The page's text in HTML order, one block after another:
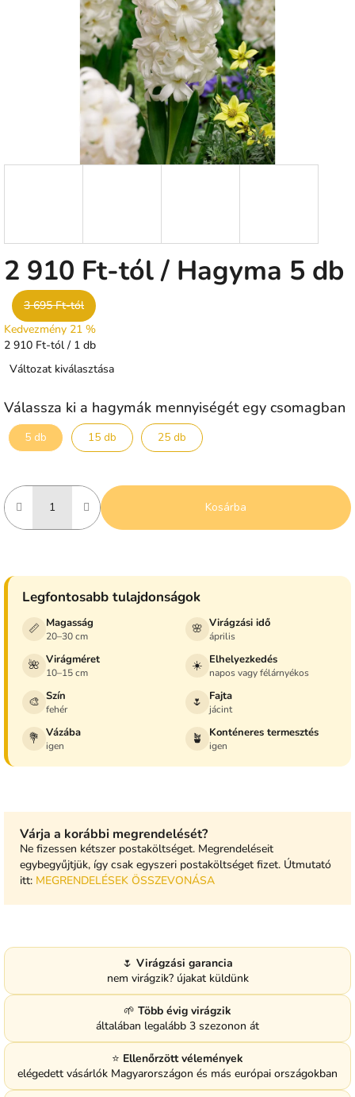
2 910 Ft-tól/ Hagyma 5 db
3 695 Ft-tól
Kedvezmény 21 %
Egységár:
2 910 Ft-tól / 1 db
Változat kiválasztása
Válassza ki a hagymák mennyiségét egy csomagban
5 db 15 db 25 db
Kosárba
Legfontosabb tulajdonságok
📏 Magasság
20–30 cm 🌸 Virágzási idő
április
🌺 Virágméret
10–15 cm ☀️ Elhelyezkedés
napos vagy félárnyékos
🎨 Szín
fehér 🌷 Fajta
jácint
💐 Vázába
igen 🪴 Konténeres termesztés
igen
Várja a korábbi megrendelését?
Ne fizessen kétszer postaköltséget. Megrendeléseit
egybegyűjtjük, így csak egyszeri postaköltséget fizet. Útmutató
itt: MEGRENDELÉSEK ÖSSZEVONÁSA
🌷 Virágzási garancia
nem virágzik? újakat küldünk
🌱 Több évig virágzik
általában legalább 3 szezonon át
⭐ Ellenőrzött vélemények
elégedett vásárlók Magyarországon és más európai országokban